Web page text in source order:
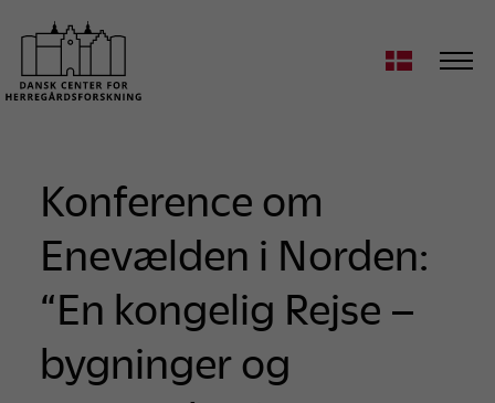
Konference om
Enevælden i Norden:
“En kongelig Rejse –
bygninger og